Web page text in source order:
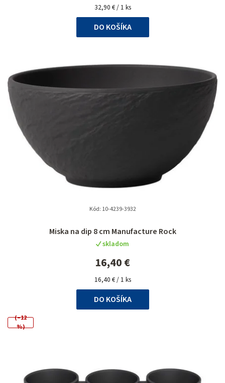
Jednotková
cena:
32,90 € / 1 ks
DO KOŠÍKA
Miska na dip 8 cm Manufacture Rock
skladom
16,40 €
Jednotková
cena:
16,40 € / 1 ks
DO KOŠÍKA
Kód: 10-4239-3932
(–12
%)